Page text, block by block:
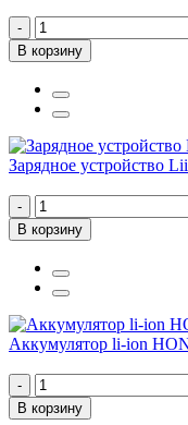
-
В корзину
Зарядное устройство
-
В корзину
Аккумулятор li-ion
-
В корзину